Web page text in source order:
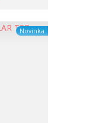
Novinka